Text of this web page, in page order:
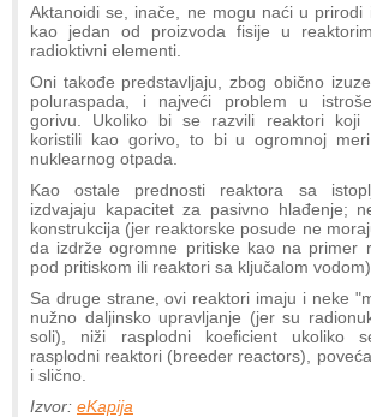
Aktanoidi se, inače, ne mogu naći u prirodi
kao jedan od proizvoda fisije u
radioktivni elementi.
Oni takođe predstavljaju, zbog obično
poluraspada, i najveći problem u
gorivu. Ukoliko bi se razvili reaktori koji
koristili kao gorivo, to bi u ogromnoj
nuklearnog otpada.
Kao ostale prednosti reaktora sa
izdvajaju kapacitet za pasivno hlađenje;
konstrukcija (jer reaktorske posude ne
da izdrže ogromne pritiske kao na primer
pod pritiskom ili reaktori sa ključalom vodom).
Sa druge strane, ovi reaktori imaju i neke
nužno daljinsko upravljanje (jer su
soli), niži rasplodni koeficient ukoliko
rasplodni reaktori (breeder reactors),
i slično.
Izvor: eKapija